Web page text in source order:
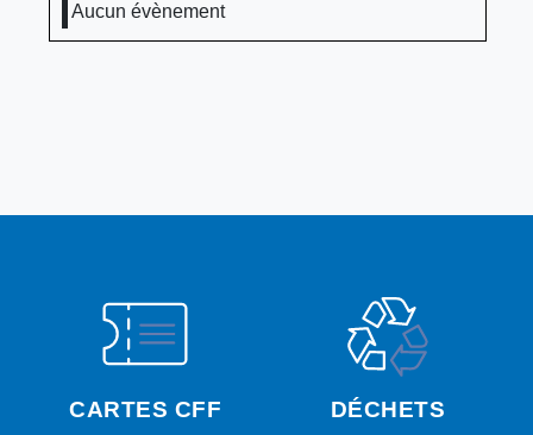
CARTES CFF DÉCHETS
Aucun évènement